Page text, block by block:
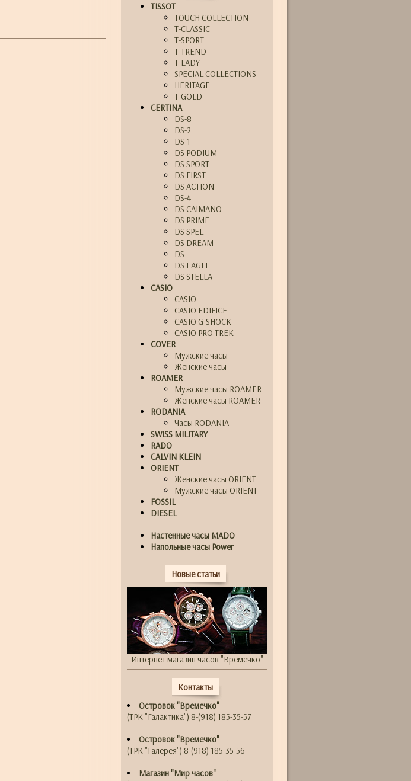
TISSOT
TOUCH COLLECTION
T-CLASSIC
T-SPORT
T-TREND
T-LADY
SPECIAL COLLECTIONS
HERITAGE
T-GOLD
CERTINA
DS-8
DS-2
DS-1
DS PODIUM
DS SPORT
DS FIRST
DS ACTION
DS-4
DS CAIMANO
DS PRIME
DS SPEL
DS DREAM
DS
DS EAGLE
DS STELLA
CASIO
CASIO
CASIO EDIFICE
CASIO G-SHOCK
CASIO PRO TREK
COVER
Мужские часы
Женские часы
ROAMER
Мужские часы ROAMER
Женские часы ROAMER
RODANIA
Часы RODANIA
SWISS MILITARY
RADO
CALVIN KLEIN
ORIENT
Женские часы ORIENT
Мужские часы ORIENT
FOSSIL
DIESEL
Настенные часы MADO
Напольные часы Power
Новые статьи
Интернет магазин часов "Времечко"
Контакты
Островок "Времечко"
(ТРК "Галактика") 8-(918) 185-35-57
Островок "Времечко"
(ТРК "Галерея") 8-(918) 185-35-56
Магазин "Мир часов"